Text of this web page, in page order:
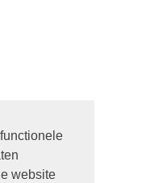
website